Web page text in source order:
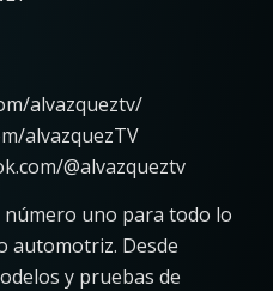
alvazqueztv/
alvazquezTV
@alvazqueztv
número uno para todo lo
automotriz. Desde
y pruebas de